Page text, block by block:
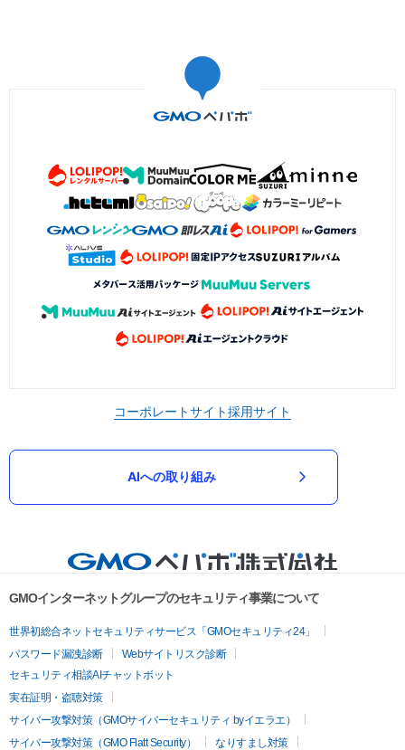
コーポレートサイト採用サイト
AIへの取り組み
GMOインターネットグループのセキュリティ事業について
世界初総合ネットセキュリティサービス「GMOセキュリティ24」
パスワード漏洩診断
Webサイトリスク診断
セキュリティ相談AIチャットボット
実在証明・盗聴対策
サイバー攻撃対策（GMOサイバーセキュリティ byイエラエ）
サイバー攻撃対策（GMO Flatt Security）
なりすまし対策